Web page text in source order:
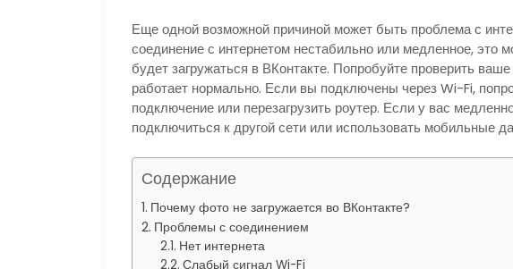
Еще одной возможной причиной может быть проблема с
соединение с интернетом нестабильно или медленное, это
будет загружаться в ВКонтакте. Попробуйте проверить
работает нормально. Если вы подключены через Wi-Fi,
подключение или перезагрузить роутер. Если у вас
подключиться к другой сети или использовать мобильные
Содержание
Почему фото не загружается во ВКонтакте?
Проблемы с соединением
Нет интернета
Слабый сигнал Wi-Fi